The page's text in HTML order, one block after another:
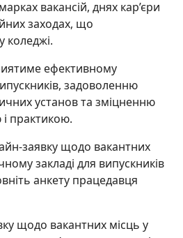
вакансій, днях кар’єри
заходах, що
коледжі.
ефективному
задоволенню
установ та зміцненню
і практикою.
заявку щодо вакантних
закладі для випускників
анкету працедавця
щодо вакантних місць у